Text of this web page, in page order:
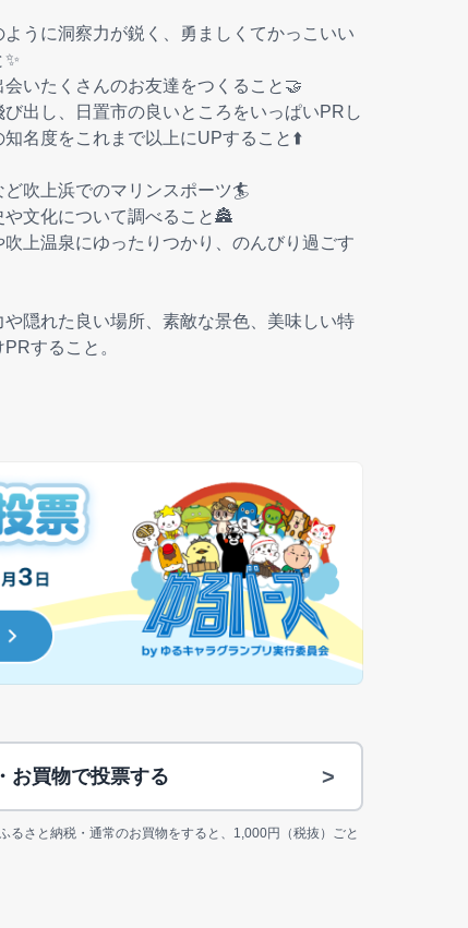
うに洞察力が鋭く、勇ましくてかっこいい
会いたくさんのお友達をつくること🤝
び出し、日置市の良いところをいっぱいPRし
知名度をこれまで以上にUPすること⬆️
吹上浜でのマリンスポーツ🏄
や文化について調べること🏯
上温泉にゆったりつかり、のんびり過ごす
や隠れた良い場所、素敵な景色、美味しい特
すること。
お買物で投票する >
さと納税・通常のお買物をすると、1,000円（税抜）ごと